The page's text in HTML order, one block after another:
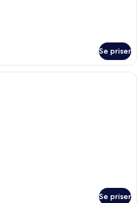
Se priser
Safe på rommet, skrivebord og
Se priser